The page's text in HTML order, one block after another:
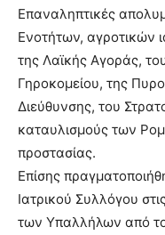
Επαναληπτικές
Ενοτήτων, αγροτικών
της Λαϊκής Αγοράς,
Γηροκομείου, της
Διεύθυνσης, του
καταυλισμούς των
προστασίας.
Επίσης
Ιατρικού Συλλόγου
των Υπαλλήλων από